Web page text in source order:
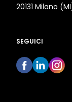
20131 Milano
SEGUICI